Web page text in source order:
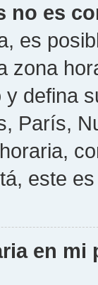
no es
es
zona
defina
París,
este
en